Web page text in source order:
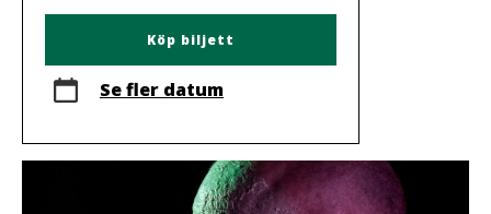
Köp biljett
Se fler datum